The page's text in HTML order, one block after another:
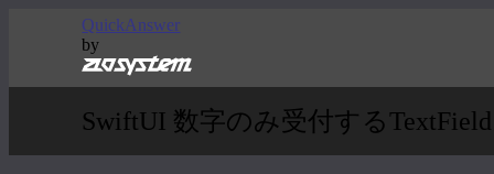
QuickAnswer
by
SwiftUI 数字のみ受付する